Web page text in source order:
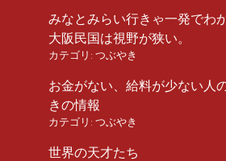
みなとみらい行きゃ一発でわ
大阪民国は視野が狭い。
カテゴリ: つぶやき
お金がない、給料が少ない人
きの情報
カテゴリ: つぶやき
世界の天才たち